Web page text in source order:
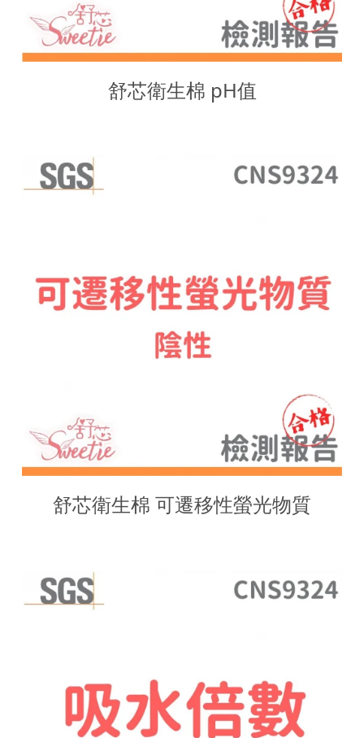
舒芯衛生棉 pH值
舒芯衛生棉 可遷移性螢光物質